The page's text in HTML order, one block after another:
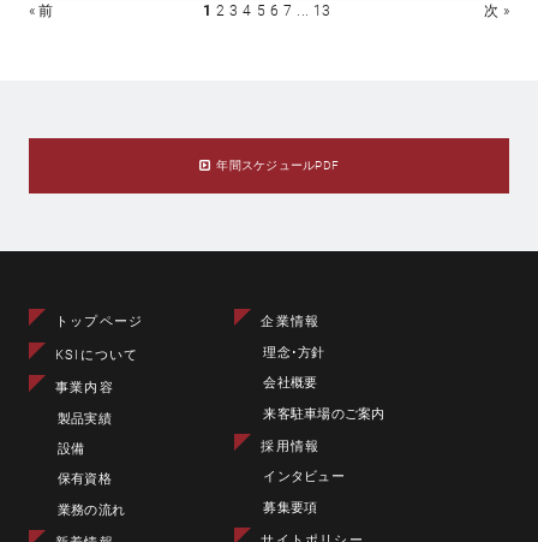
« 前 1 2 3 4 5 6 7 13 次 »
年間スケジュールPDF
トップページ
KSIについて
事業内容
製品実績
設備
保有資格
業務の流れ
企業情報
理念･方針
会社概要
来客駐車場のご案内
採用情報
インタビュー
募集要項